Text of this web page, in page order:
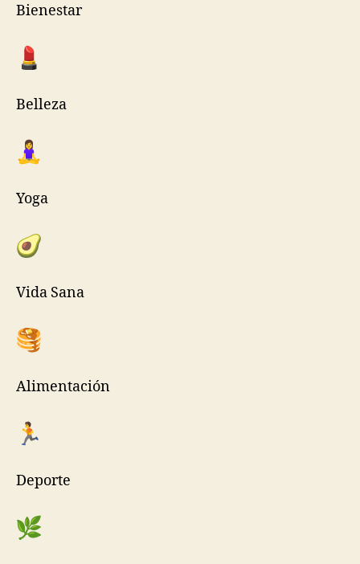
Bienestar
Belleza
Yoga
Vida Sana
Alimentación
Deporte